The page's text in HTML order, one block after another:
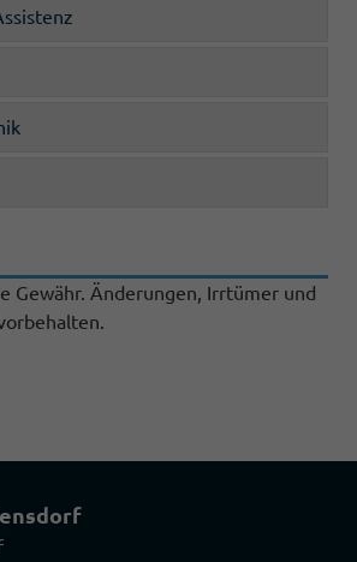
Gewähr. Änderungen, Irrtümer und